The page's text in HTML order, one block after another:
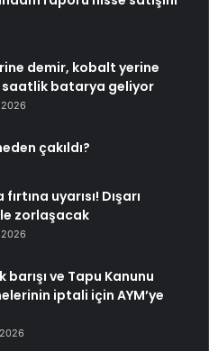
demir, kobalt yerine
saatlik batarya geliyor
çakıldı?
uyarısı! Dışarı
zorlaşacak
barışı ve Tapu Kanunu
iptali için AYM’ye